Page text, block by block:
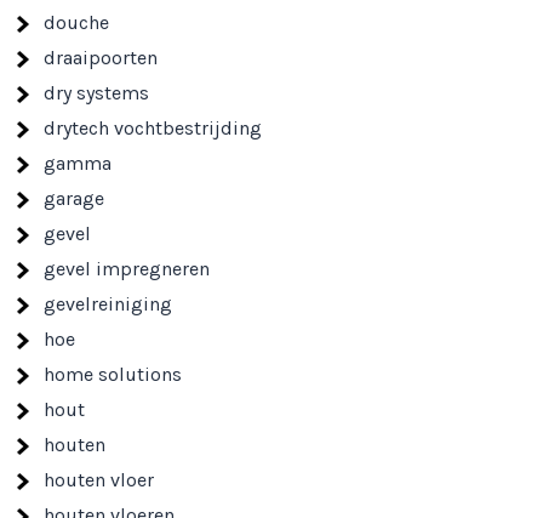
douche
draaipoorten
dry systems
drytech vochtbestrijding
gamma
garage
gevel
gevel impregneren
gevelreiniging
hoe
home solutions
hout
houten
houten vloer